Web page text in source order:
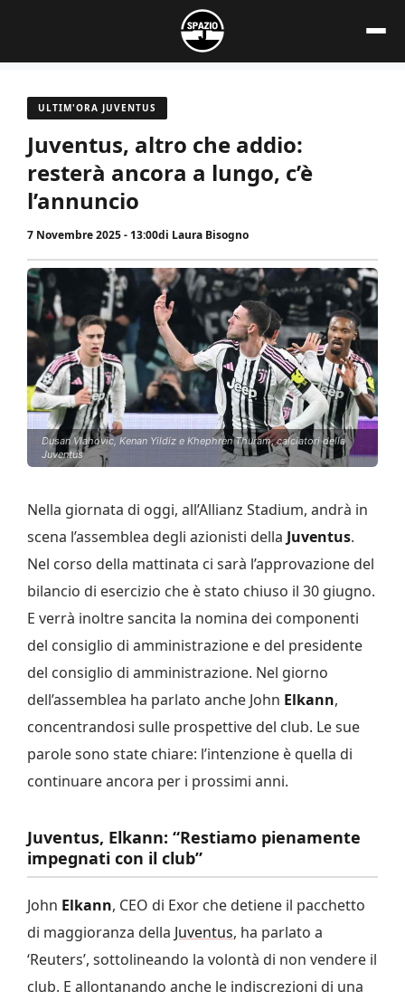
contenuto
ULTIM'ORA JUVENTUS
Juventus, altro che addio:
resterà ancora a lungo, c’è
l’annuncio
7 Novembre 2025 - 13:00di Laura Bisogno
Dusan Vlahovic, Kenan Yildiz e Khephren Thuram, calciatori della
Juventus
Nella giornata di oggi, all’Allianz Stadium, andrà in
scena l’assemblea degli azionisti della Juventus.
Nel corso della mattinata ci sarà l’approvazione del
bilancio di esercizio che è stato chiuso il 30 giugno.
E verrà inoltre sancita la nomina dei componenti
del consiglio di amministrazione e del presidente
del consiglio di amministrazione. Nel giorno
dell’assemblea ha parlato anche John Elkann,
concentrandosi sulle prospettive del club. Le sue
parole sono state chiare: l’intenzione è quella di
continuare ancora per i prossimi anni.
Juventus, Elkann: “Restiamo pienamente
impegnati con il club”
John Elkann, CEO di Exor che detiene il pacchetto
di maggioranza della Juventus, ha parlato a
‘Reuters’, sottolineando la volontà di non vendere il
club. E allontanando anche le indiscrezioni di una